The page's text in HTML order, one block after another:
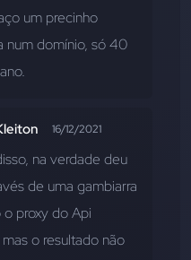
um precinho
num domínio, só 40
16/12/2021
na verdade deu
de uma gambiarra
o proxy do Api
o resultado não